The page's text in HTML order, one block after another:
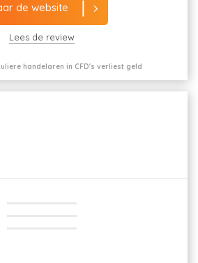
de website
Lees de review
handelaren in CFD's verliest geld